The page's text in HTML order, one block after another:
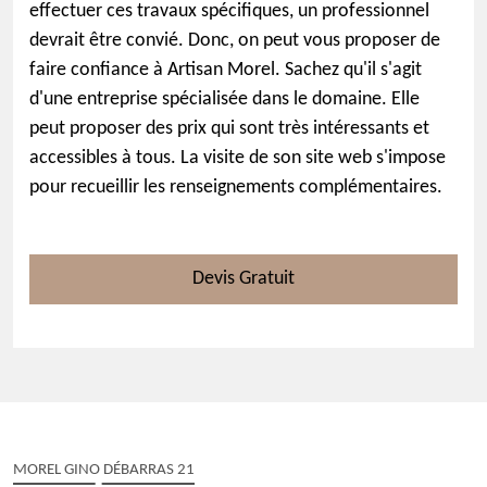
effectuer ces travaux spécifiques, un professionnel
devrait être convié. Donc, on peut vous proposer de
faire confiance à Artisan Morel. Sachez qu'il s'agit
d'une entreprise spécialisée dans le domaine. Elle
peut proposer des prix qui sont très intéressants et
accessibles à tous. La visite de son site web s'impose
pour recueillir les renseignements complémentaires.
Devis Gratuit
MOREL GINO DÉBARRAS 21